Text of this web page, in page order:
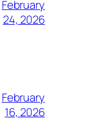
February
24, 2026
February
16, 2026